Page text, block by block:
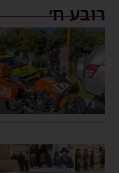
רובע ח׳